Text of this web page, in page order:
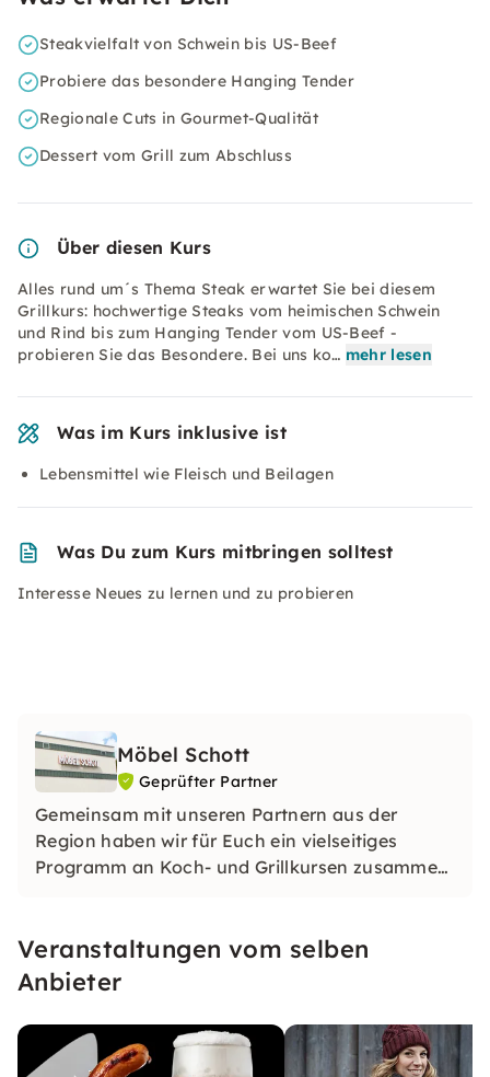
Steakvielfalt von Schwein bis US-Beef
Probiere das besondere Hanging Tender
Regionale Cuts in Gourmet-Qualität
Dessert vom Grill zum Abschluss
Über diesen Kurs
Alles rund um´s Thema Steak erwartet Sie bei diesem
Grillkurs: hochwertige Steaks vom heimischen Schwein
und Rind bis zum Hanging Tender vom US-Beef -
probieren Sie das Besondere. Bei uns ko… mehr lesen
Was im Kurs inklusive ist
Lebensmittel wie Fleisch und Beilagen
Was Du zum Kurs mitbringen solltest
Interesse Neues zu lernen und zu probieren
Möbel Schott
Geprüfter Partner
Gemeinsam mit unseren Partnern aus der
Region haben wir für Euch ein vielseitiges
Programm an Koch- und Grillkursen zusammen
Kulinarik.
Veranstaltungen vom selben
Anbieter